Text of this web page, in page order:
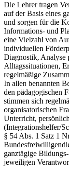
Die Lehrer tragen
auf der Basis eines
und sorgen für die
Informations- und
eine Vielzahl von
individuellen
Diagnostik, Analyse
Alltagssituationen,
regelmäßige
In allen benannten
den pädagogischen
stimmen sich
organisatorischen
Unterricht,
(Integrationshelfer/
§ 54 Abs. 1 Satz 1
ganztägige
jeweiligen